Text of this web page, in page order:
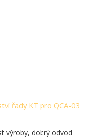
řady KT pro QCA-03-
výroby, dobrý odvod